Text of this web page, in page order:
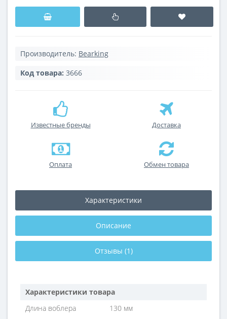
Производитель: Bearking
Код товара: 3666
Известные бренды Доставка
Оплата Обмен товара
Характеристики
Описание
Отзывы (1)
Характеристики товара
Длина воблера
130 мм